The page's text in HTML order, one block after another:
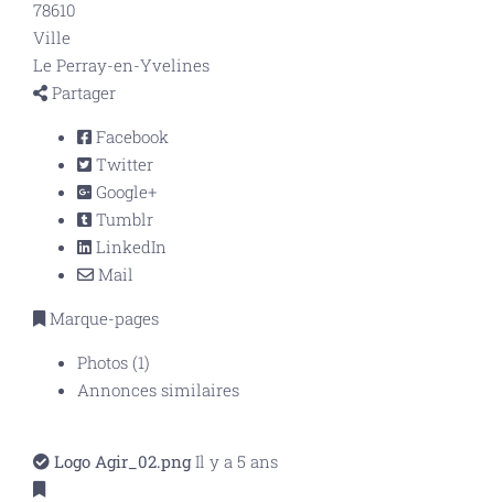
78610
Ville
Le Perray-en-Yvelines
Partager
Facebook
Twitter
Google+
Tumblr
LinkedIn
Mail
Marque-pages
Photos (1)
Annonces similaires
Logo Agir_02.png Il y a 5 ans